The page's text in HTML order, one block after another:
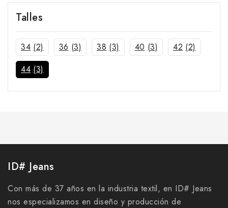
Talles
34 (2) 36 (3) 38 (3) 40 (3) 42 (2)
44 (3)
ID# Jeans
Con más de 37 años en la industria textil, en ID# Jeans
nos especializamos en diseño y producción de